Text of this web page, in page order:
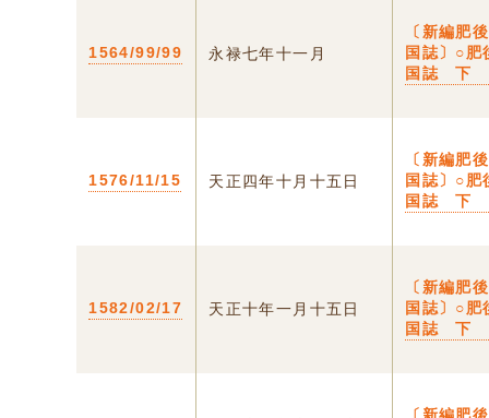
1564/99/99 永禄七年十一月
〔新編肥後
国誌〕○肥
国誌 下
1576/11/15 天正四年十月十五日
〔新編肥後
国誌〕○肥
国誌 下
1582/02/17 天正十年一月十五日
〔新編肥後
国誌〕○肥
国誌 下